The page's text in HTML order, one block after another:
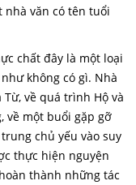
nhà văn có tên tuổi
chất đây là một loại
không có gì. Nhà
về quá trình Hộ và
về một buổi gặp gỡ
chủ yếu vào suy
thực hiện nguyện
thành những tác